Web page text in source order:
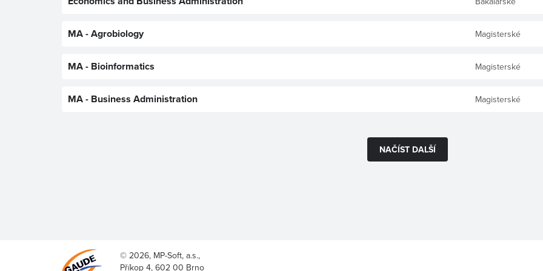
MA - Agrobiology Magisterské
MA - Bioinformatics Magisterské
MA - Business Administration Magisterské
NAČÍST DALŠÍ
© 2026, MP-Soft, a.s.,
Příkop 4, 602 00 Brno